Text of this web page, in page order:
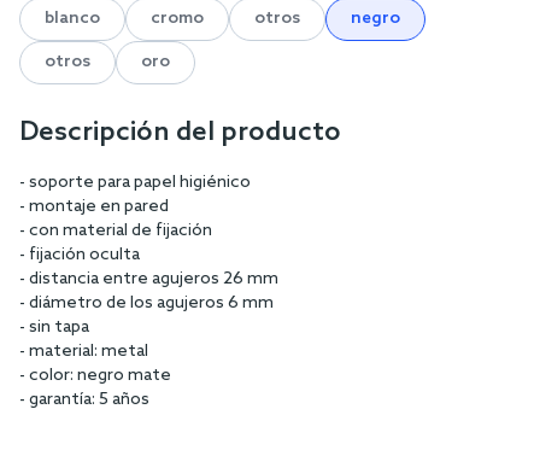
blanco
cromo otros negro
otros oro
Descripción del producto
- soporte para papel higiénico
- montaje en pared
- con material de fijación
- fijación oculta
- distancia entre agujeros 26 mm
- diámetro de los agujeros 6 mm
- sin tapa
- material: metal
- color: negro mate
- garantía: 5 años